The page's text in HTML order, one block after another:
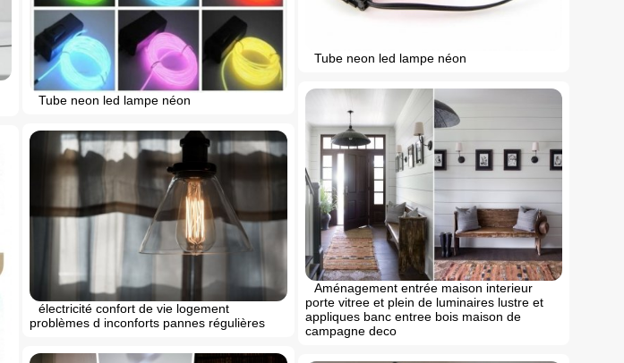
Tube neon led lampe néon
Tube neon led lampe néon
Aménagement entrée maison interieur
porte vitree et plein de luminaires lustre et
appliques banc entree bois maison de
campagne deco
électricité confort de vie logement
problèmes d inconforts pannes régulières